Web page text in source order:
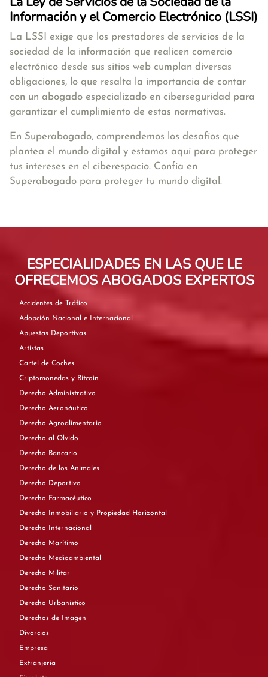
Información y el Comercio Electrónico (LSSI)
La LSSI exige que los prestadores de servicios de la
sociedad de la información que realicen comercio
electrónico desde sus sitios web cumplan diversas
obligaciones, lo que resalta la importancia de contar
con un abogado especializado en ciberseguridad para
garantizar el cumplimiento de estas normativas.
En Superabogado, comprendemos los desafíos que
plantea el mundo digital y estamos aquí para proteger
tus intereses en el ciberespacio. Confía en
Superabogado para proteger tu mundo digital.
ESPECIALIDADES EN LAS QUE LE
OFRECEMOS ABOGADOS EXPERTOS
Accidentes de Tráfico
Adopción Nacional e Internacional
Apuestas Deportivas
Artistas
Cartel de Coches
Criptomonedas y Bitcoin
Derecho Administrativo
Derecho Aeronáutico
Derecho Agroalimentario
Derecho al Olvido
Derecho Bancario
Derecho de los Animales
Derecho Deportivo
Derecho Farmacéutico
Derecho Inmobiliario y Propiedad Horizontal
Derecho Internacional
Derecho Marítimo
Derecho Medioambiental
Derecho Militar
Derecho Sanitario
Derecho Urbanístico
Derechos de Imagen
Divorcios
Empresa
Extranjería